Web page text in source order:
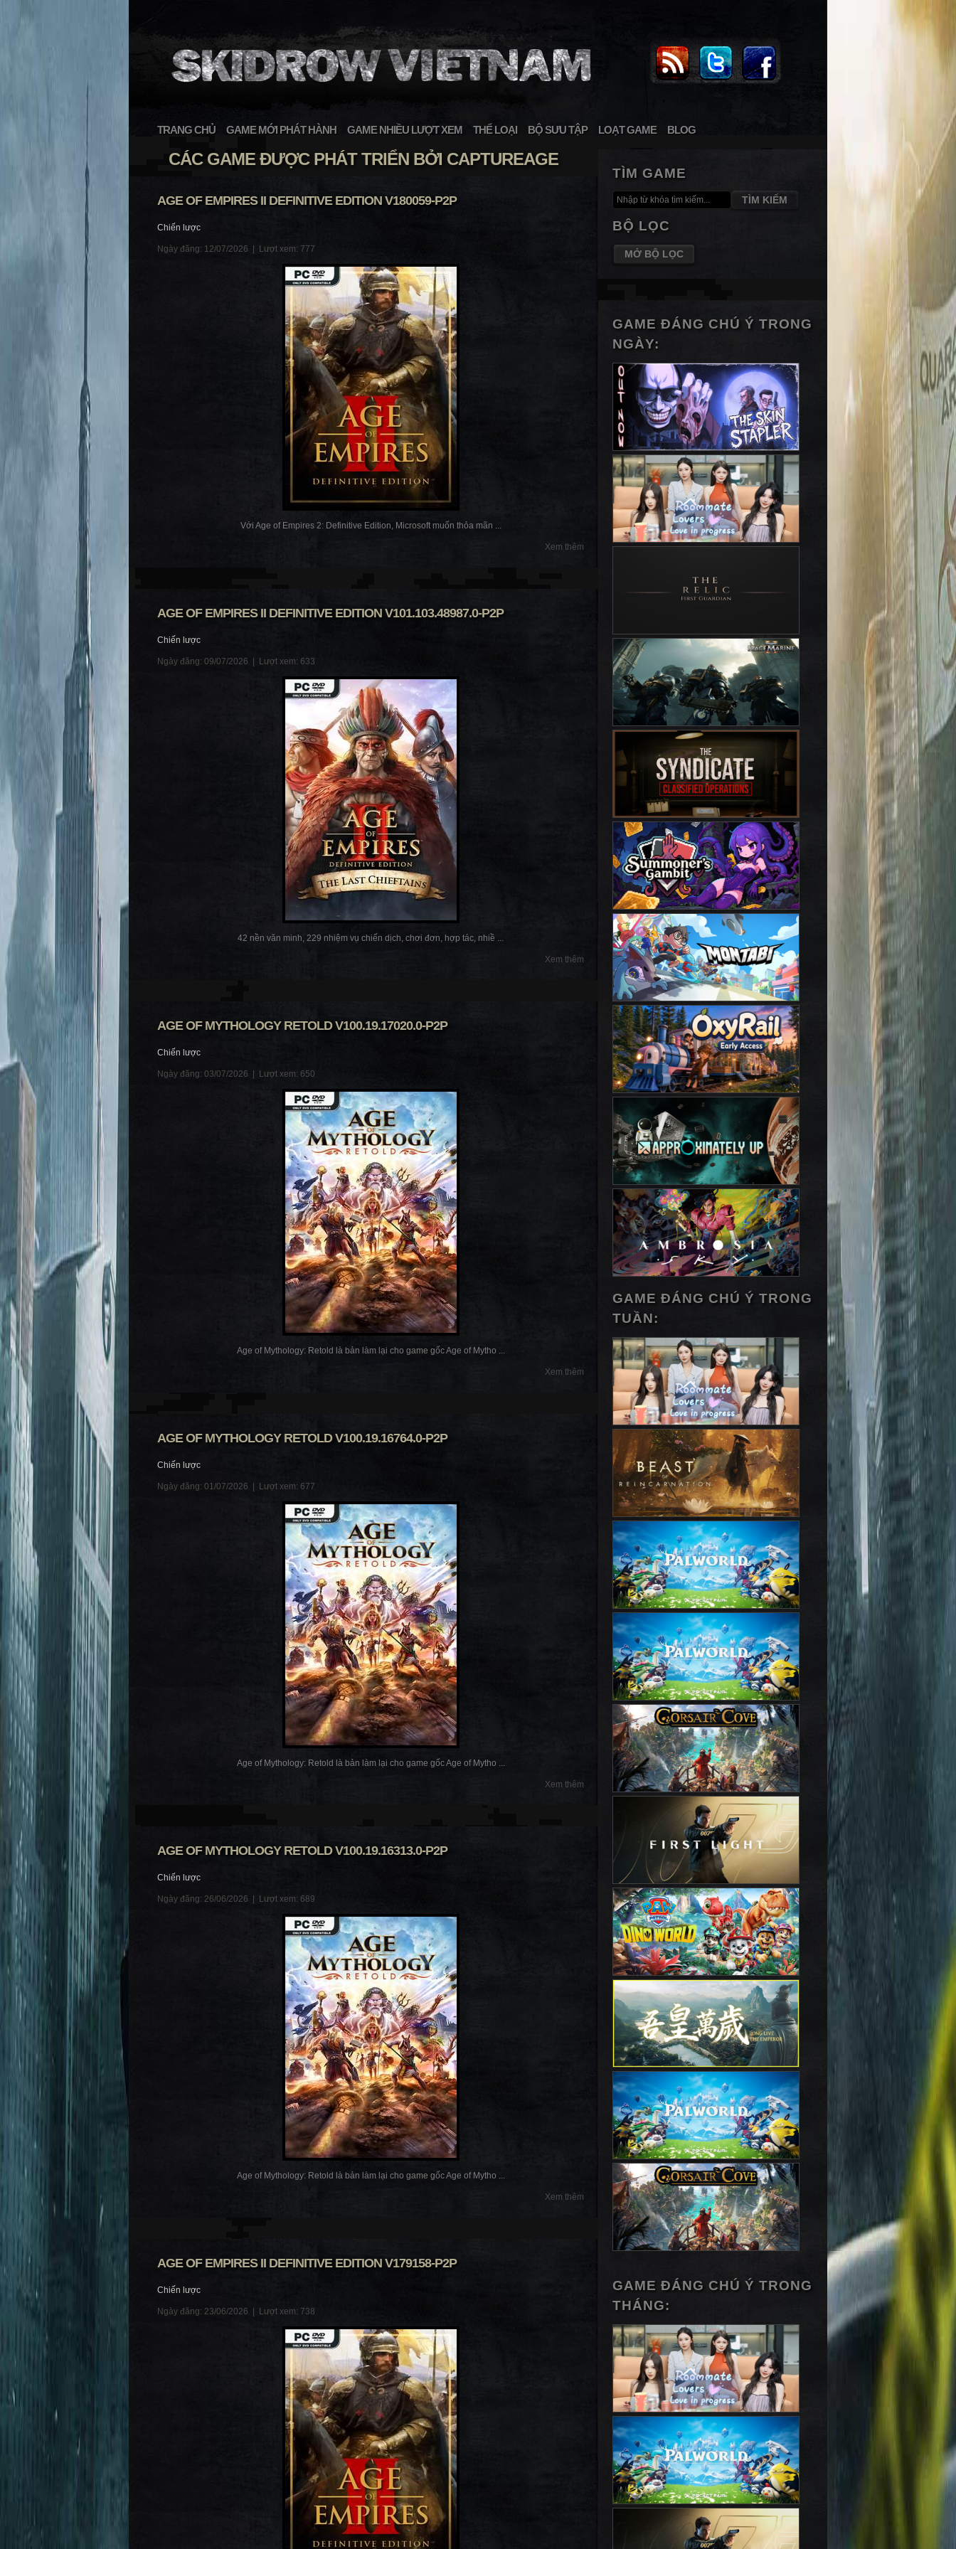
TRANG CHỦ GAME MỚI PHÁT HÀNH GAME NHIỀU LƯỢT XEM THỂ LOẠI BỘ SƯU TẬP LOẠT GAME BLOG
CÁC GAME ĐƯỢC PHÁT TRIỂN BỞI CAPTUREAGE
AGE OF EMPIRES II DEFINITIVE EDITION V180059-P2P
Chiến lược
Ngày đăng: 12/07/2026 | Lượt xem: 777
Với Age of Empires 2: Definitive Edition, Microsoft muốn thỏa mãn ...
Xem thêm
AGE OF EMPIRES II DEFINITIVE EDITION V101.103.48987.0-P2P
Chiến lược
Ngày đăng: 09/07/2026 | Lượt xem: 633
42 nền văn minh, 229 nhiệm vụ chiến dịch, chơi đơn, hợp tác, nhiề ...
Xem thêm
AGE OF MYTHOLOGY RETOLD V100.19.17020.0-P2P
Chiến lược
Ngày đăng: 03/07/2026 | Lượt xem: 650
Age of Mythology: Retold là bản làm lại cho game gốc Age of Mytho ...
Xem thêm
AGE OF MYTHOLOGY RETOLD V100.19.16764.0-P2P
Chiến lược
Ngày đăng: 01/07/2026 | Lượt xem: 677
Age of Mythology: Retold là bản làm lại cho game gốc Age of Mytho ...
Xem thêm
AGE OF MYTHOLOGY RETOLD V100.19.16313.0-P2P
Chiến lược
Ngày đăng: 26/06/2026 | Lượt xem: 689
Age of Mythology: Retold là bản làm lại cho game gốc Age of Mytho ...
Xem thêm
AGE OF EMPIRES II DEFINITIVE EDITION V179158-P2P
Chiến lược
Ngày đăng: 23/06/2026 | Lượt xem: 738
TÌM GAME
TÌM KIẾM
BỘ LỌC
MỞ BỘ LỌC
GAME ĐÁNG CHÚ Ý TRONG
NGÀY:
GAME ĐÁNG CHÚ Ý TRONG
TUẦN:
GAME ĐÁNG CHÚ Ý TRONG
THÁNG: